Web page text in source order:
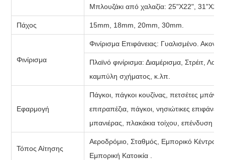
Μπλουζάκι από χαλαζία: 25"Χ22",
Πάχος 15mm, 18mm, 20mm, 30mm.
Φινίρισμα
Φινίρισμα Επιφάνειας: Γυαλισμένο.
Πλαϊνό φινίρισμα: Διαμέρισμα, Στρέιτ,
καμπύλη σχήματος, κ.λπ.
Εφαρμογή
Πάγκοι, πάγκοι κουζίνας, πετσέτες
επιτραπέζια, πάγκοι, νησιώτικες
μπανιέρας, πλακάκια τοίχου, επένδυση
Τόπος Αίτησης
Αεροδρόμιο, Σταθμός, Εμπορικό Κέντρο,
Εμπορική Κατοικία .